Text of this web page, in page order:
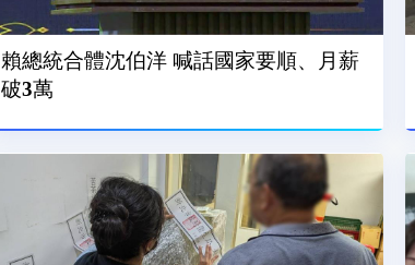
賴總統合體沈伯洋 喊話國家要順、月薪
破3萬